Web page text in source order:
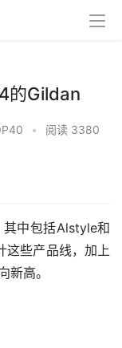
的Gildan
• 阅读 3380
中包括Alstyle和
这些产品线，加上
高。